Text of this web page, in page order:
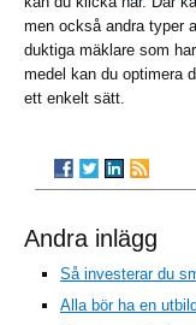
men också andra typer
duktiga mäklare som
medel kan du optimera
ett enkelt sätt.
Andra inlägg
Så investerar du
Alla bör ha en